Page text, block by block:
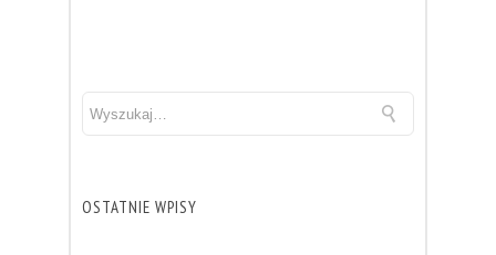
OSTATNIE WPISY